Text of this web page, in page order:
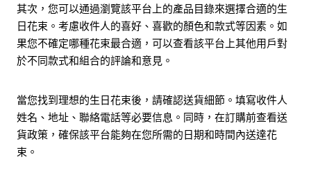
其次，您可以通過瀏覽該平台上的產品目錄來選擇合適的生
日花束。考慮收件人的喜好、喜歡的顏色和款式等因素。如
果您不確定哪種花束最合適，可以查看該平台上其他用戶對
於不同款式和組合的評論和意見。
當您找到理想的生日花束後，請確認送貨細節。填寫收件人
姓名、地址、聯絡電話等必要信息。同時，在訂購前查看送
貨政策，確保該平台能夠在您所需的日期和時間內送達花
束。